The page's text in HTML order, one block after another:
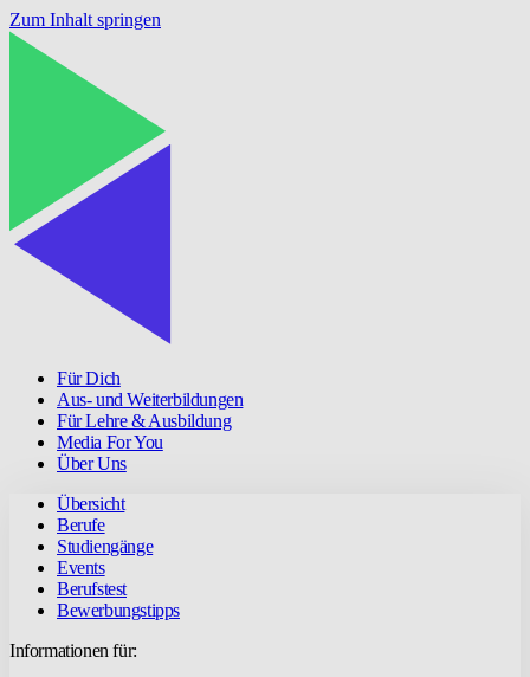
Zum Inhalt springen
Für Dich
Aus- und Weiterbildungen
Für Lehre & Ausbildung
Media For You
Über Uns
Übersicht
Berufe
Studiengänge
Events
Berufstest
Bewerbungstipps
Informationen für: